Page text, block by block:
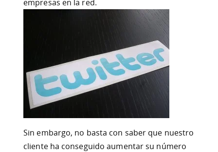
empresas en la red.
Sin embargo, no basta con saber que nuestro
cliente ha conseguido aumentar su número